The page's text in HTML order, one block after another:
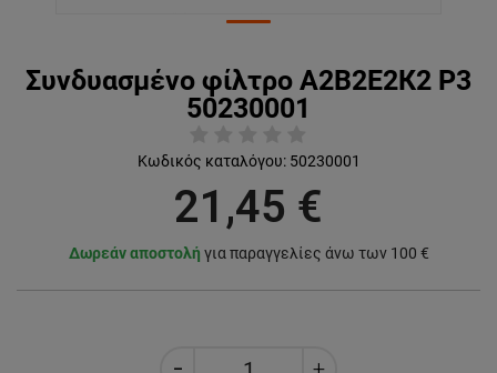
Συνδυασμένο φίλτρο А2В2Е2К2 Р3
50230001
Κωδικός καταλόγου: 50230001
21,45 €
Δωρεάν αποστολή για παραγγελίες άνω των 100 €